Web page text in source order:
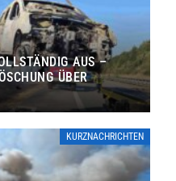
AUS –
ÜBER
KURZNACHRICHTEN